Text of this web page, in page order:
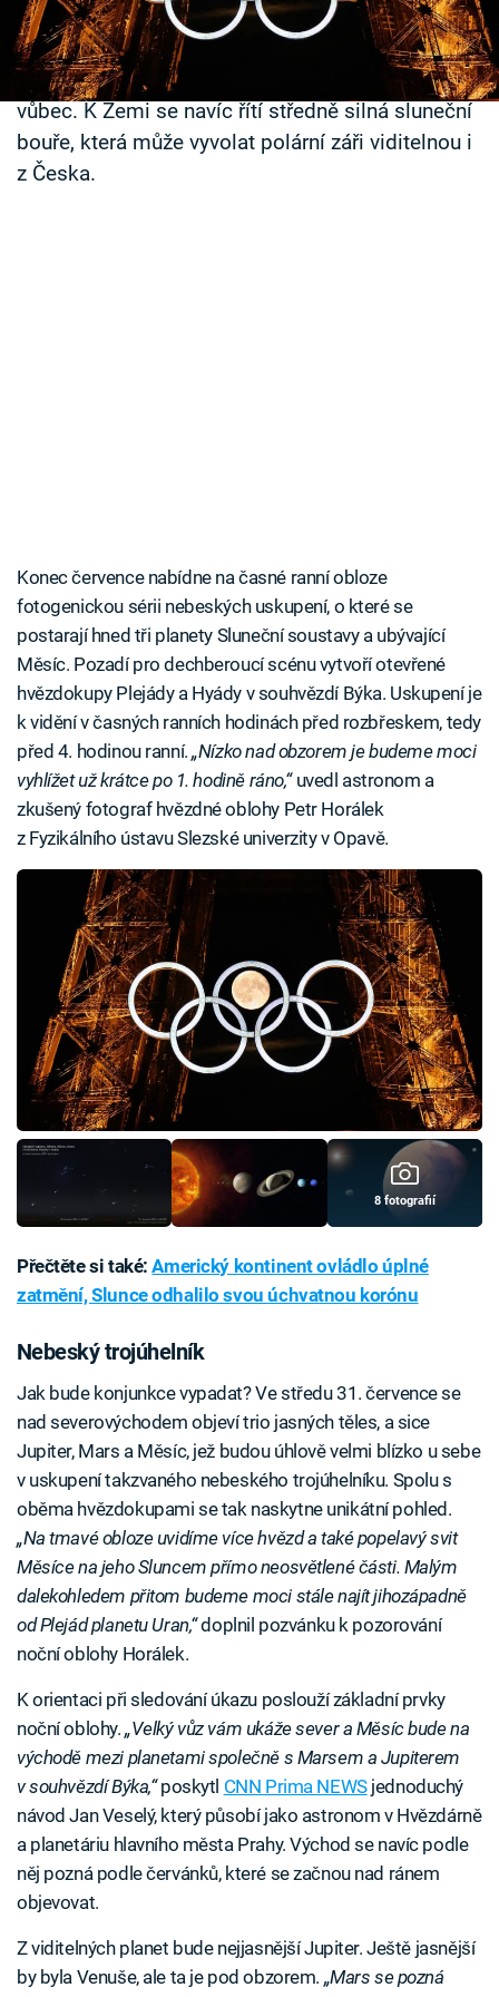
Časopis
Sledujte prima+
Přihlášení
Mars, přidá se i srpkovitý Měsíc a také
Aldebaran, nejjasnější hvězda souhvězdí Býka a
jedna z nejjasnějších hvězd na noční obloze
vůbec. K Zemi se navíc řítí středně silná sluneční
bouře, která může vyvolat polární záři viditelnou i
z Česka.
Konec července nabídne na časné ranní obloze
fotogenickou sérii nebeských uskupení, o které se
postarají hned tři planety Sluneční soustavy a ubývající
Měsíc. Pozadí pro dechberoucí scénu vytvoří otevřené
hvězdokupy Plejády a Hyády v souhvězdí Býka. Uskupení je
k vidění v časných ranních hodinách před rozbřeskem, tedy
před 4. hodinou ranní.„Nízko nad obzorem je budeme moci
vyhlížet už krátce po 1. hodině ráno,“uvedl astronom a
zkušený fotograf hvězdné oblohy Petr Horálek
z Fyzikálního ústavu Slezské univerzity v Opavě.
8 fotografií
Přečtěte si také:Americký kontinent ovládlo úplné
zatmění, Slunce odhalilo svou úchvatnou korónu
Nebeský trojúhelník
Jak bude konjunkce vypadat? Ve středu 31. července se
nad severovýchodem objeví trio jasných těles, a sice
Jupiter, Mars a Měsíc, jež budou úhlově velmi blízko u sebe
v uskupení takzvaného nebeského trojúhelníku. Spolu s
oběma hvězdokupami se tak naskytne unikátní pohled.
„Na tmavé obloze uvidíme více hvězd a také popelavý svit
Měsíce na jeho Sluncem přímo neosvětlené části. Malým
dalekohledem přitom budeme moci stále najít jihozápadně
od Plejád planetu Uran,“doplnil pozvánku k pozorování
noční oblohy Horálek.
K orientaci při sledování úkazu poslouží základní prvky
noční oblohy.„Velký vůz vám ukáže sever a Měsíc bude na
východě mezi planetami společně s Marsem a Jupiterem
v souhvězdí Býka,“poskytl CNN Prima NEWSjednoduchý
návod Jan Veselý, který působí jako astronom v Hvězdárně
a planetáriu hlavního města Prahy. Východ se navíc podle
něj pozná podle červánků, které se začnou nad ránem
objevovat.
Z viditelných planet bude nejjasnější Jupiter. Ještě jasnější
by byla Venuše, ale ta je pod obzorem. „Mars se pozná